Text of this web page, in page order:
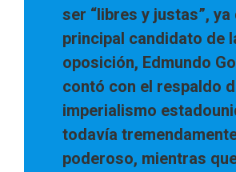
ser “libres y justas”, ya
principal candidato de
oposición, Edmundo
contó con el respaldo
imperialismo
todavía
poderoso, mientras